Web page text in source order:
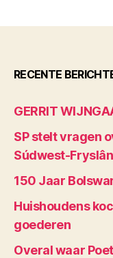
RECENTE
GERRIT
SP stelt vragen
Súdwest-Fryslân
150 Jaar
Huishoudens
goederen
Overal waar